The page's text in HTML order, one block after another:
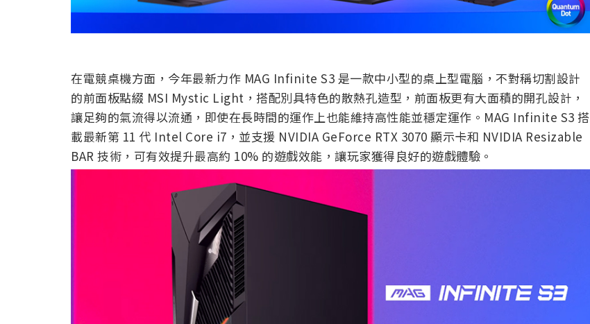
在電競桌機方面，今年最新力作 MAG Infinite S3 是一款中小型的桌上型電腦，不對稱切割設計
的前面板點綴 MSI Mystic Light，搭配別具特色的散熱孔造型，前面板更有大面積的開孔設計，
讓足夠的氣流得以流通，即使在長時間的運作上也能維持高性能並穩定運作。MAG Infinite S3 搭
載最新第 11 代 Intel Core i7，並支援 NVIDIA GeForce RTX 3070 顯示卡和 NVIDIA Resizable
BAR 技術，可有效提升最高約 10% 的遊戲效能，讓玩家獲得良好的遊戲體驗。